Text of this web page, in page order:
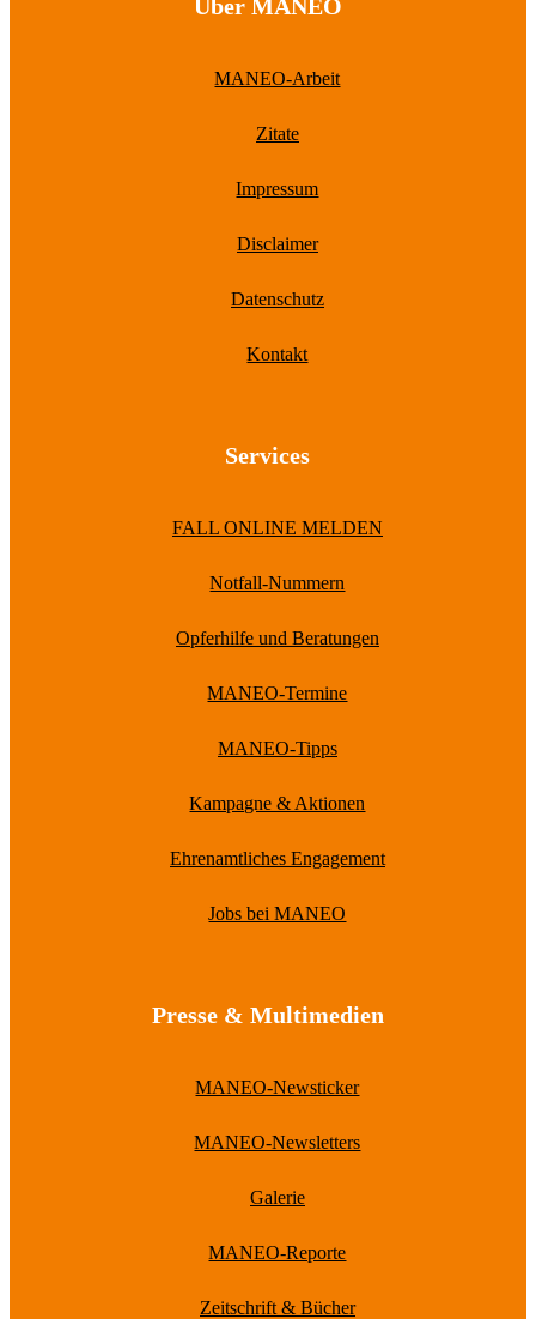
Über MANEO
MANEO-Arbeit
Zitate
Impressum
Disclaimer
Datenschutz
Kontakt
Services
FALL ONLINE MELDEN
Notfall-Nummern
Opferhilfe und Beratungen
MANEO-Termine
MANEO-Tipps
Kampagne & Aktionen
Ehrenamtliches Engagement
Jobs bei MANEO
Presse & Multimedien
MANEO-Newsticker
MANEO-Newsletters
Galerie
MANEO-Reporte
Zeitschrift & Bücher